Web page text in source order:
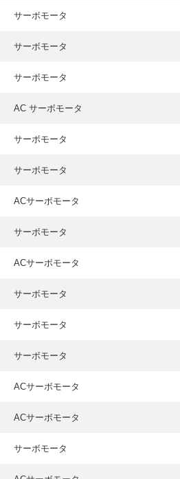
サーボモータ
サーボモータ
サーボモータ
AC サーボモータ
サーボモータ
サーボモータ
ACサーボモータ
サーボモータ
ACサーボモータ
サーボモータ
サーボモータ
サーボモータ
ACサーボモータ
ACサーボモータ
サーボモータ